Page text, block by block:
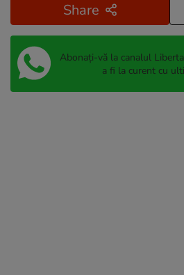
Share
Abonați-vă la canalul
a fi la curent cu